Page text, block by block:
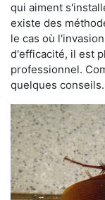
qui aiment
existe des
le cas où
d'efficacité, il est
professionnel.
quelques conseils.